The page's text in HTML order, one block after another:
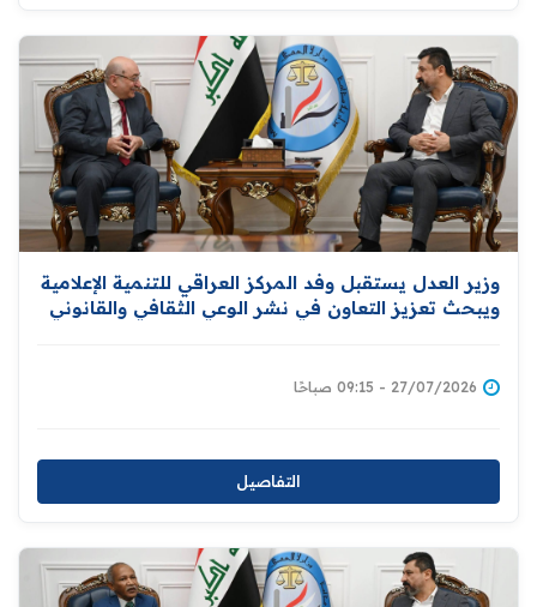
وزير العدل يستقبل وفد المركز العراقي للتنمية الإعلامية
ويبحث تعزيز التعاون في نشر الوعي الثقافي والقانوني
27/07/2026 - 09:15 صباحًا
التفاصيل